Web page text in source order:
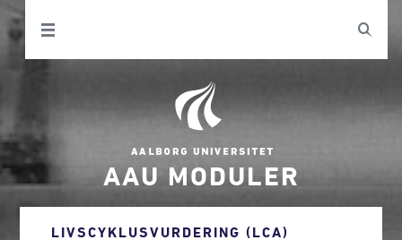
AAU MODULER
LIVSCYKLUSVURDERING (LCA)